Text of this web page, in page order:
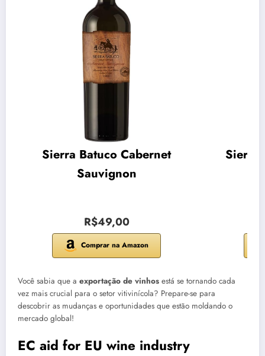
Sierra Batuco Cabernet
Sauvignon
R$49,00
Comprar na Amazon
Sierra
Você sabia que a exportação de vinhos está se tornando cada
vez mais crucial para o setor vitivinícola? Prepare-se para
descobrir as mudanças e oportunidades que estão moldando o
mercado global!
EC aid for EU wine industry